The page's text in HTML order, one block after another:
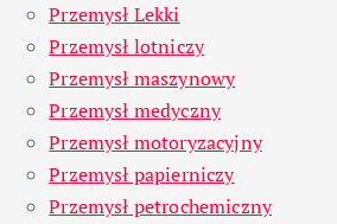
Przemysł Lekki
Przemysł lotniczy
Przemysł maszynowy
Przemysł medyczny
Przemysł motoryzacyjny
Przemysł papierniczy
Przemysł petrochemiczny